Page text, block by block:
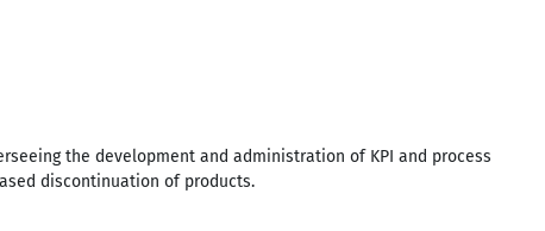
the development and administration of KPI and process
discontinuation of products.